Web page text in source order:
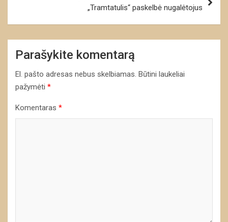
„Tramtatulis“ paskelbė nugalėtojus
Parašykite komentarą
El. pašto adresas nebus skelbiamas. Būtini laukeliai
pažymėti *
Komentaras *